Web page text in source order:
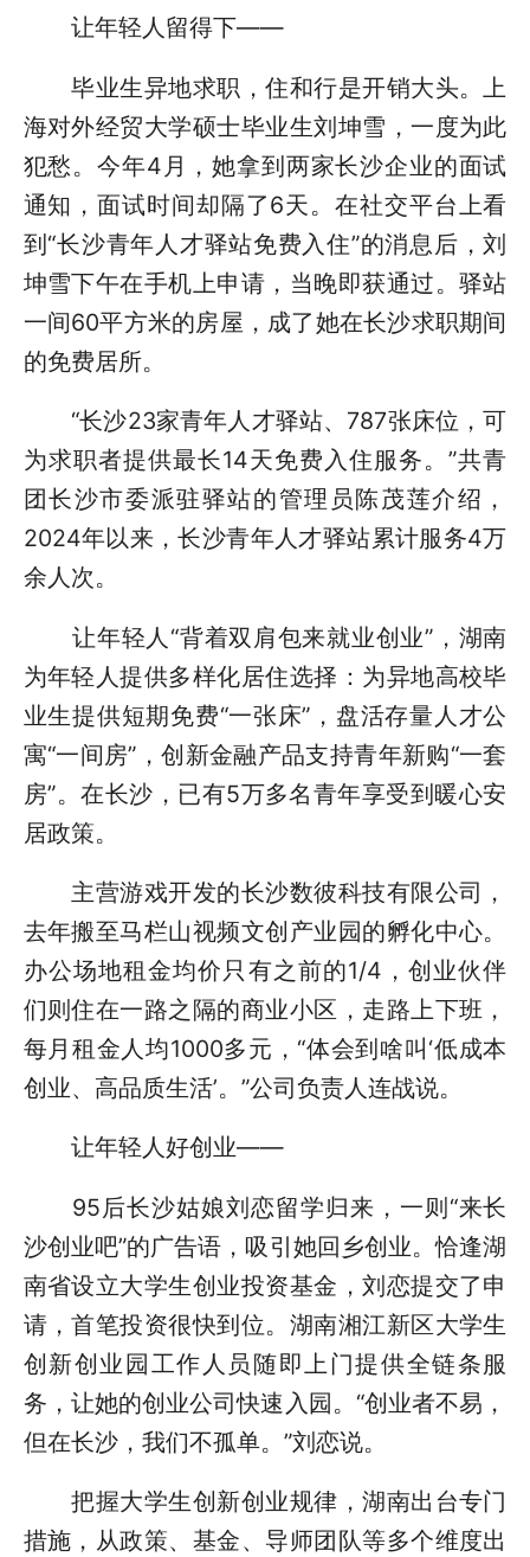
让年轻人留得下——
毕业生异地求职，住和行是开销大头。上
海对外经贸大学硕士毕业生刘坤雪，一度为此
犯愁。今年4月，她拿到两家长沙企业的面试
通知，面试时间却隔了6天。在社交平台上看
到“长沙青年人才驿站免费入住”的消息后，刘
坤雪下午在手机上申请，当晚即获通过。驿站
一间60平方米的房屋，成了她在长沙求职期间
的免费居所。
“长沙23家青年人才驿站、787张床位，可
为求职者提供最长14天免费入住服务。”共青
团长沙市委派驻驿站的管理员陈茂莲介绍，
2024年以来，长沙青年人才驿站累计服务4万
余人次。
让年轻人“背着双肩包来就业创业”，湖南
为年轻人提供多样化居住选择：为异地高校毕
业生提供短期免费“一张床”，盘活存量人才公
寓“一间房”，创新金融产品支持青年新购“一套
房”。在长沙，已有5万多名青年享受到暖心安
居政策。
主营游戏开发的长沙数彼科技有限公司，
去年搬至马栏山视频文创产业园的孵化中心。
办公场地租金均价只有之前的1/4，创业伙伴
们则住在一路之隔的商业小区，走路上下班，
每月租金人均1000多元，“体会到啥叫‘低成本
创业、高品质生活’。”公司负责人连战说。
让年轻人好创业——
95后长沙姑娘刘恋留学归来，一则“来长
沙创业吧”的广告语，吸引她回乡创业。恰逢湖
南省设立大学生创业投资基金，刘恋提交了申
请，首笔投资很快到位。湖南湘江新区大学生
创新创业园工作人员随即上门提供全链条服
务，让她的创业公司快速入园。“创业者不易，
但在长沙，我们不孤单。”刘恋说。
把握大学生创新创业规律，湖南出台专门
措施，从政策、基金、导师团队等多个维度出